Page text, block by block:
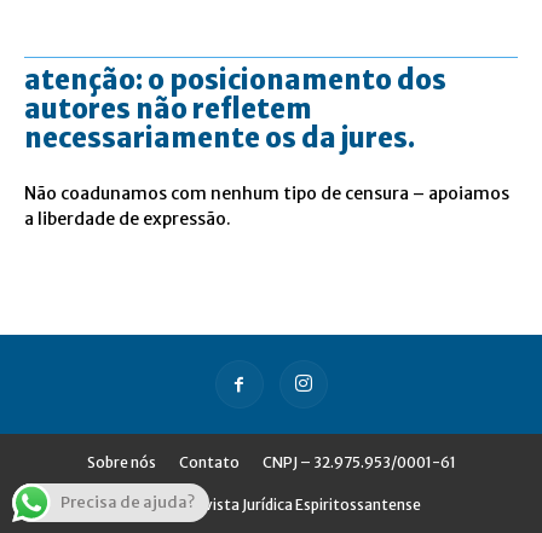
atenção: o posicionamento dos
autores não refletem
necessariamente os da jures.
Não coadunamos com nenhum tipo de censura – apoiamos
a liberdade de expressão.
Sobre nós Contato CNPJ – 32.975.953/0001-61
© Jures - Revista Jurídica Espiritossantense
Precisa de ajuda?